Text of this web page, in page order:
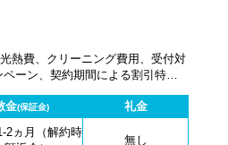
熱費、クリーニング費用、受付対
ーン、契約期間による割引特典
金(保証金) 礼金
2ヵ月（解約時
無し